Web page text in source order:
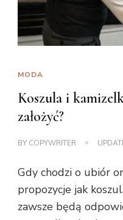
MODA
Koszula i
założyć?
BY COPYWRITER
Gdy chodzi o ubiór
propozycje jak
zawsze będą